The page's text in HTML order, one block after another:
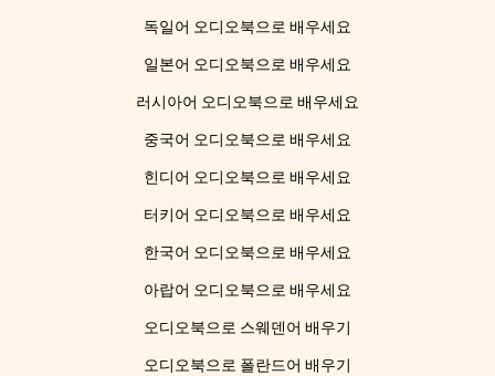
독일어 오디오북으로 배우세요
일본어 오디오북으로 배우세요
러시아어 오디오북으로 배우세요
중국어 오디오북으로 배우세요
힌디어 오디오북으로 배우세요
터키어 오디오북으로 배우세요
한국어 오디오북으로 배우세요
아랍어 오디오북으로 배우세요
오디오북으로 스웨덴어 배우기
오디오북으로 폴란드어 배우기